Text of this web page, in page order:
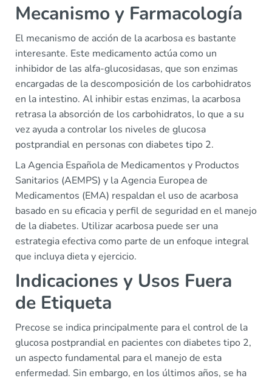
Mecanismo y Farmacología
El mecanismo de acción de la acarbosa es bastante
interesante. Este medicamento actúa como un
inhibidor de las alfa-glucosidasas, que son enzimas
encargadas de la descomposición de los carbohidratos
en la intestino. Al inhibir estas enzimas, la acarbosa
retrasa la absorción de los carbohidratos, lo que a su
vez ayuda a controlar los niveles de glucosa
postprandial en personas con diabetes tipo 2.
La Agencia Española de Medicamentos y Productos
Sanitarios (AEMPS) y la Agencia Europea de
Medicamentos (EMA) respaldan el uso de acarbosa
basado en su eficacia y perfil de seguridad en el manejo
de la diabetes. Utilizar acarbosa puede ser una
estrategia efectiva como parte de un enfoque integral
que incluya dieta y ejercicio.
Indicaciones y Usos Fuera
de Etiqueta
Precose se indica principalmente para el control de la
glucosa postprandial en pacientes con diabetes tipo 2,
un aspecto fundamental para el manejo de esta
enfermedad. Sin embargo, en los últimos años, se ha